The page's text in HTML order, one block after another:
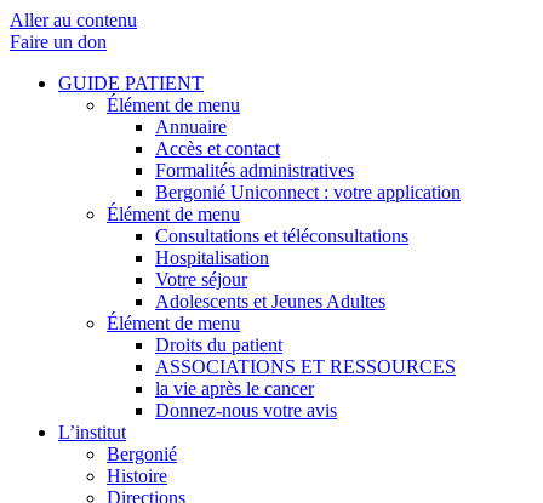
Aller au contenu
Faire un don
GUIDE PATIENT
Élément de menu
Annuaire
Accès et contact
Formalités administratives
Bergonié Uniconnect : votre application
Élément de menu
Consultations et téléconsultations
Hospitalisation
Votre séjour
Adolescents et Jeunes Adultes
Élément de menu
Droits du patient
ASSOCIATIONS ET RESSOURCES
la vie après le cancer
Donnez-nous votre avis
L’institut
Bergonié
Histoire
Directions